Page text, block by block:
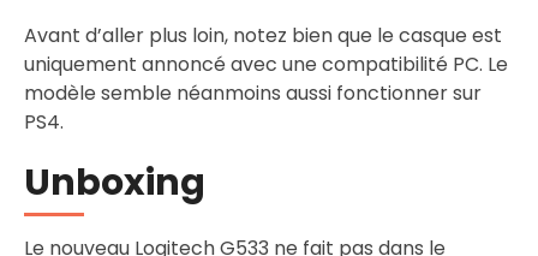
Avant d’aller plus loin, notez bien que le casque est
uniquement annoncé avec une compatibilité PC. Le
modèle semble néanmoins aussi fonctionner sur
PS4.
Unboxing
Le nouveau Logitech G533 ne fait pas dans le